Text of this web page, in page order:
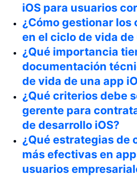
iOS para usuarios
¿Cómo gestionar los
en el ciclo de vida de
¿Qué importancia
documentación
de vida de una app
¿Qué criterios debe
gerente para
de desarrollo iOS?
¿Qué estrategias de
más efectivas en
usuarios